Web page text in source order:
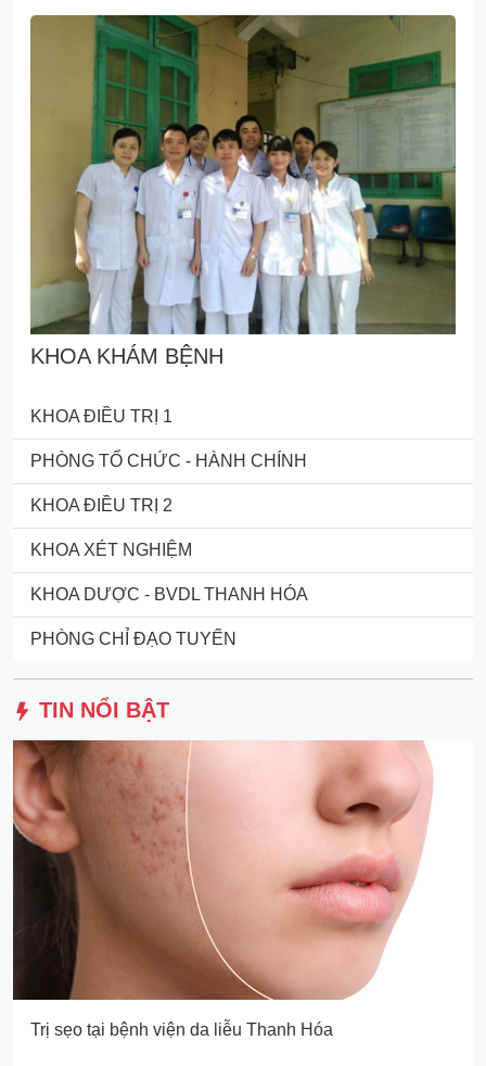
KHOA KHÁM BỆNH
KHOA ĐIỀU TRỊ 1
PHÒNG TỔ CHỨC - HÀNH CHÍNH
KHOA ĐIỀU TRỊ 2
KHOA XÉT NGHIỆM
KHOA DƯỢC - BVDL THANH HÓA
PHÒNG CHỈ ĐẠO TUYẾN
TIN NỔI BẬT
Trị sẹo tại bệnh viện da liễu Thanh Hóa